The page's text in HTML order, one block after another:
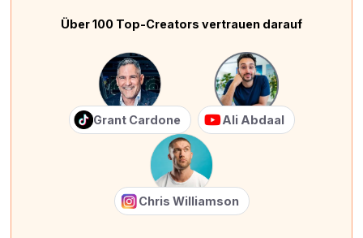
Über 100 Top-Creators vertrauen darauf
Grant Cardone Ali Abdaal
Chris Williamson